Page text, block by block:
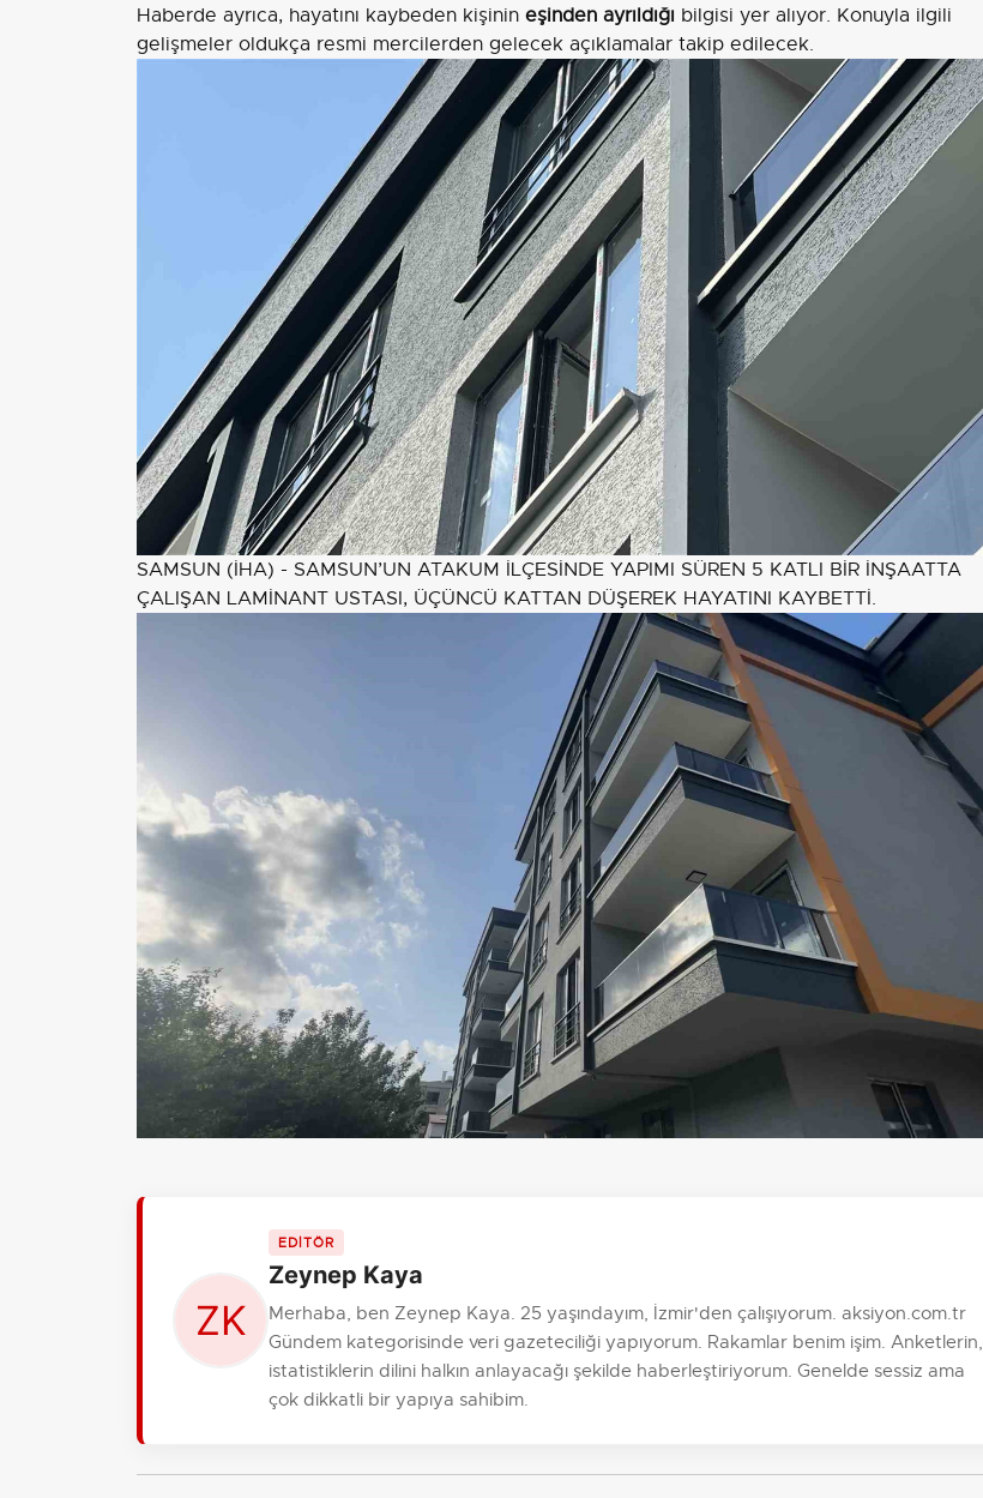
Haberde ayrıca, hayatını kaybeden kişinin eşinden ayrıldığı bilgisi yer alıyor. Konuyla ilgili
gelişmeler oldukça resmi mercilerden gelecek açıklamalar takip edilecek.
SAMSUN (İHA) - SAMSUN’UN ATAKUM İLÇESİNDE YAPIMI SÜREN 5 KATLI BİR İNŞAATTA
ÇALIŞAN LAMİNANT USTASI, ÜÇÜNCÜ KATTAN DÜŞEREK HAYATINI KAYBETTİ.
EDİTÖR
Zeynep Kaya
Merhaba, ben Zeynep Kaya. 25 yaşındayım, İzmir'den çalışıyorum. aksiyon.com.tr
Gündem kategorisinde veri gazeteciliği yapıyorum. Rakamlar benim işim. Anketlerin,
istatistiklerin dilini halkın anlayacağı şekilde haberleştiriyorum. Genelde sessiz ama
çok dikkatli bir yapıya sahibim.